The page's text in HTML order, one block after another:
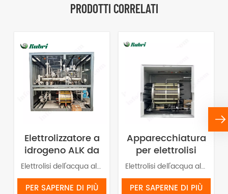
PRODOTTI CORRELATI
Elettrolizzatore a
idrogeno ALK da
5 Nm³/h, 25 kW,
elettrolisi
dell'acqua
Elettrolisi dell'acqua alcalina per la produzione di idrogeno verde. Il sistema comprende principalmente un'unità di alimentazione, un'unità PLC, uno stack elettrolizzatore, un'unità di circolazione alcalina, un'unità di separazione gas-liquido e un'unità di purificazione dell'idrogeno.
PER SAPERNE DI PIÙ
Apparecchiatura
per elettrolisi
dell'acqua
alcalina con
idrogeno da
Elettrolisi dell'acqua alcalina per produzione di idrogeno verde. Il sistema comprende principalmente l'unità di alimentazione, Unità PLC, pila elettrolizzatore, unità di circolazione alcalina, unità di separazione gas-liquido e unità di purificazione dell'idrogeno.
PER SAPERNE DI PIÙ